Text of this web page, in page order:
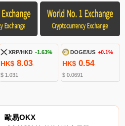
XRP/HKD -1.63%
HK$ 8.03
$ 1.031
DOGE/US +0.1%
HK$ 0.54
$ 0.0691
歐易OKX